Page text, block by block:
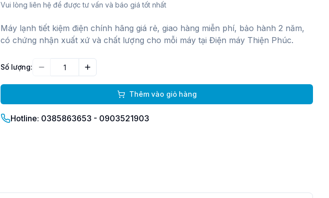
Vui lòng liên hệ để được tư vấn và báo giá tốt nhất
Máy lạnh tiết kiệm điện chính hãng giá rẻ, giao hàng miễn phí, bảo hành 2 năm,
có chứng nhận xuất xứ và chất lượng cho mỗi máy tại Điện máy Thiện Phúc.
Số lượng: Tăng
Thêm vào giỏ hàng
Hotline: 0385863653 - 0903521903